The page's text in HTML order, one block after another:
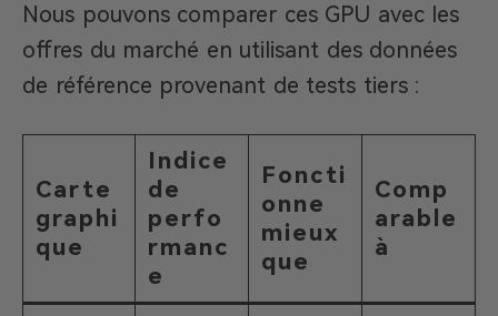
Nous pouvons comparer ces GPU avec les
offres du marché en utilisant des données
de référence provenant de tests tiers :
Carte
graphi
que
Indice
de
perfo
rmanc
e
Foncti
onne
mieux
que
Comp
arable
à